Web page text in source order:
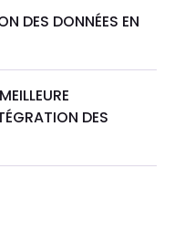
DES DONNÉES EN
DES